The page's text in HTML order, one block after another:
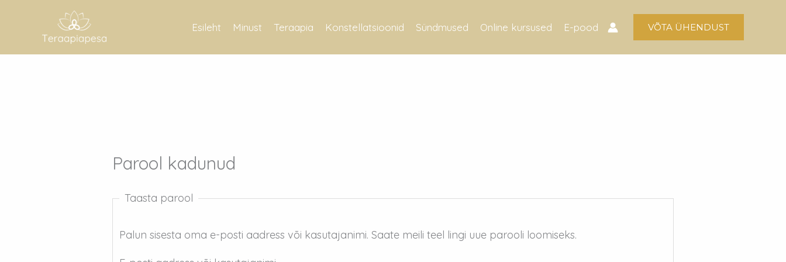
Esileht Minust Teraapia Konstellatsioonid Sündmused Online kursused E-pood . VÕTA ÜHENDUST
Parool kadunud
Taasta parool
Palun sisesta oma e-posti aadress või kasutajanimi. Saate meili teel lingi uue parooli loomiseks.